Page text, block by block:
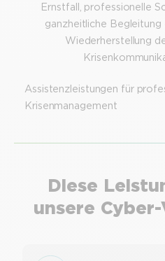
Ernstfall, professionelle
ganzheitliche
Wiederherstellung
Assistenzleistungen für
Krisenmanagement
Diese
unsere